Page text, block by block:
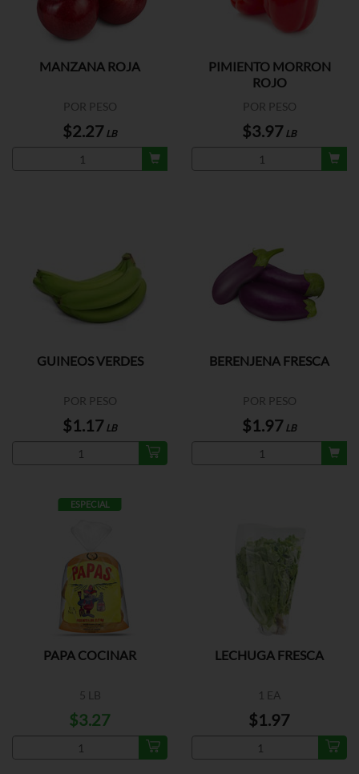
MANZANA ROJA
POR PESO
$2.27 LB
PIMIENTO MORRON
ROJO
POR PESO
$3.97 LB
GUINEOS VERDES
POR PESO
$1.17 LB
BERENJENA FRESCA
POR PESO
$1.97 LB
ESPECIAL
PAPA COCINAR
5 LB
$3.27
LECHUGA FRESCA
1 EA
$1.97